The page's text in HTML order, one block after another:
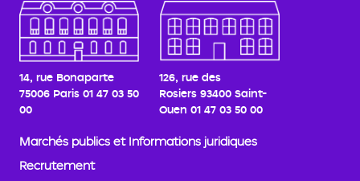
14, rue Bonaparte
75006 Paris 01 47 03 50
00
126, rue des
Rosiers 93400 Saint-
Ouen 01 47 03 50 00
Marchés publics et Informations juridiques
Recrutement